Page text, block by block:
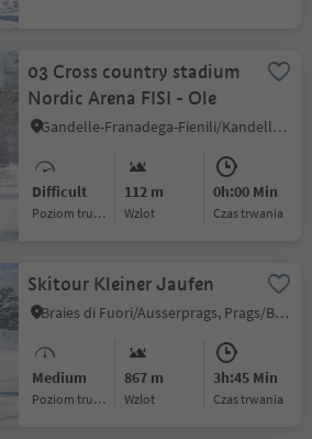
03 Cross country stadium
Nordic Arena FISI - Ole
Gandelle-Franadega-Fienili/Kandellen-Frondeigen-Stadlern, Toblach/Dobbiaco, Dolomites Region 3 Zinnen
Difficult
Poziom trudności
112 m
Wzlot
0h:00 Min
czas trwania
Skitour Kleiner Jaufen
Braies di Fuori/Ausserprags, Prags/Braies, Dolomites Region 3 Zinnen
Medium
Poziom trudności
867 m
Wzlot
3h:45 Min
czas trwania